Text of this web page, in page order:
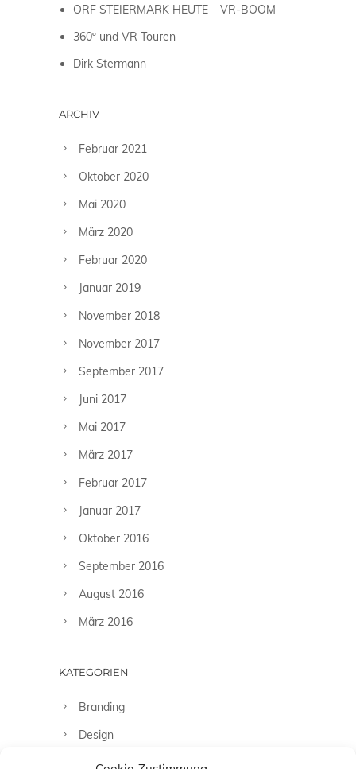
ORF STEIERMARK HEUTE – VR-BOOM
360º und VR Touren
Dirk Stermann
ARCHIV
Februar 2021
Oktober 2020
Mai 2020
März 2020
Februar 2020
Januar 2019
November 2018
November 2017
September 2017
Juni 2017
Mai 2017
März 2017
Februar 2017
Januar 2017
Oktober 2016
September 2016
August 2016
März 2016
KATEGORIEN
Branding
Design
Fashion